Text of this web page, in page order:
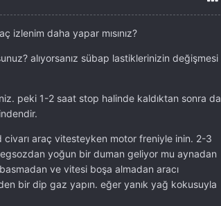
izlenim daha yapar mısınız?
alıyorsanız sübap lastiklerinizin değişmesi
peki 1-2 saat stop halinde kaldıktan sonra da
araç vitesteyken motor freniyle inin. 2-3
egsozdan yoğun bir duman geliyor mu aynadan
ve vitesi boşa almadan aracı
bir dip gaz yapın. eğer yanık yağ kokusuyla